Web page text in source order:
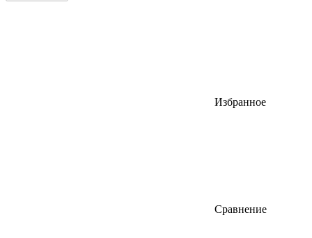
Избранное
Сравнение